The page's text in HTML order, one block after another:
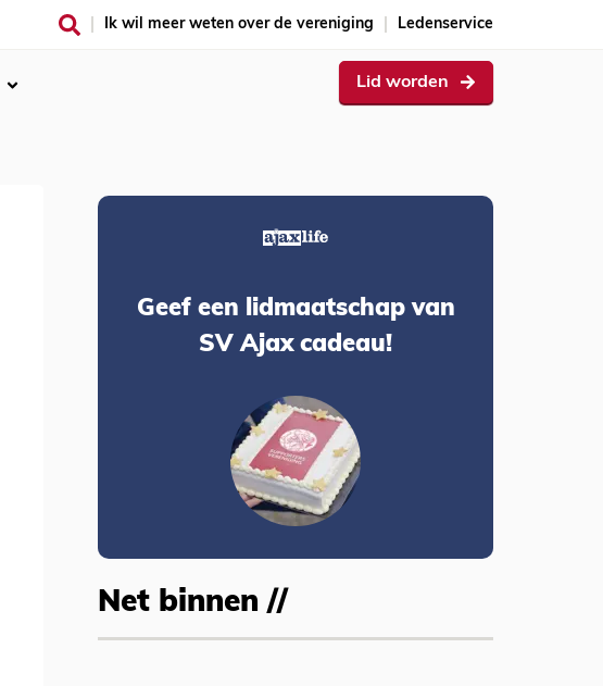
Ik wil meer weten over de vereniging Ledenservice
Lid worden
Geef een lidmaatschap van
SV Ajax cadeau!
Net binnen //